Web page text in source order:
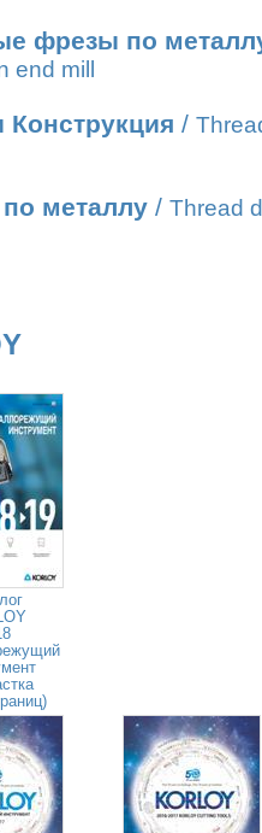
фрезы по
end mill
Конструкция /
металлу / Thread